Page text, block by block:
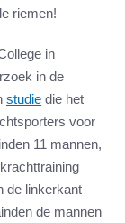
riemen!
in
in de
studie die het
voor
11 mannen,
de linkerkant
de mannen